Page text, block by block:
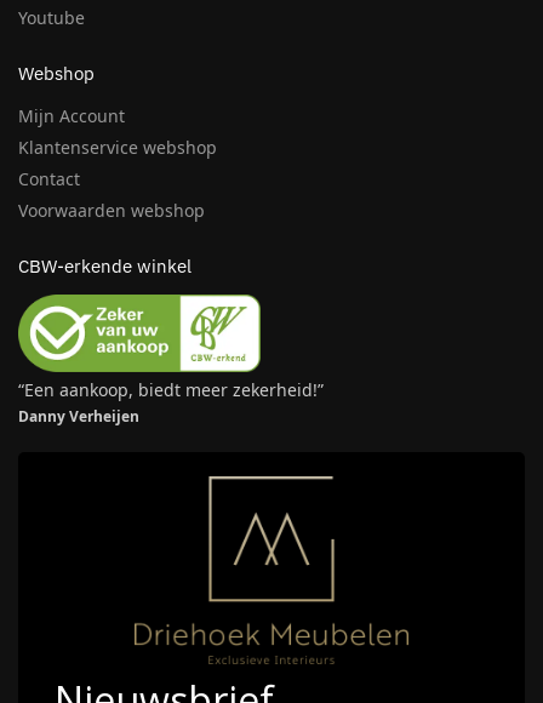
Youtube
Webshop
Mijn Account
Klantenservice webshop
Contact
Voorwaarden webshop
CBW-erkende winkel
“Een aankoop, biedt meer zekerheid!”
Danny Verheijen